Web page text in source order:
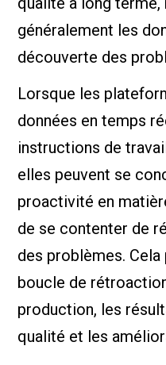
généralement les
découverte des
Lorsque les
données en temps
instructions de
elles peuvent se
proactivité en
de se contenter de
des problèmes.
boucle de
production, les
qualité et les